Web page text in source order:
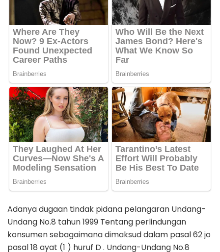
Adanya dugaan tindak pidana pelangaran Undang-
Undang No.8 tahun 1999 Tentang perlindungan
konsumen sebagaimana dimaksud dalam pasal 62 jo
pasal 18 ayat (1 ) huruf D . Undang-Undang No.8